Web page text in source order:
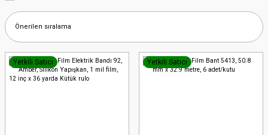
Yetkili Satıcı Yetkili Satıcı